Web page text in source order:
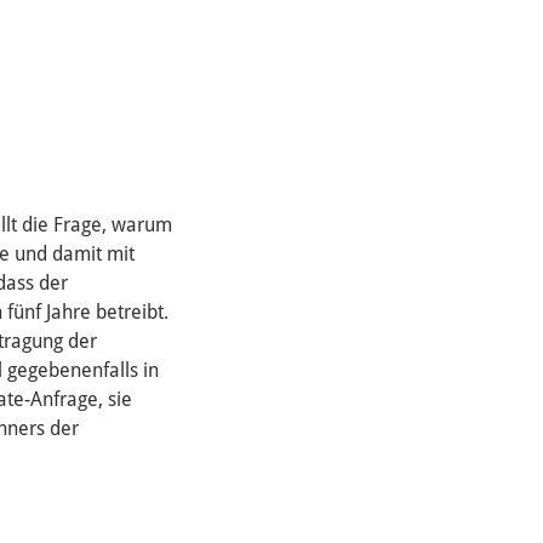
die Frage, warum
und damit mit
der
Jahre betreibt.
der
gegebenenfalls in
Anfrage, sie
der